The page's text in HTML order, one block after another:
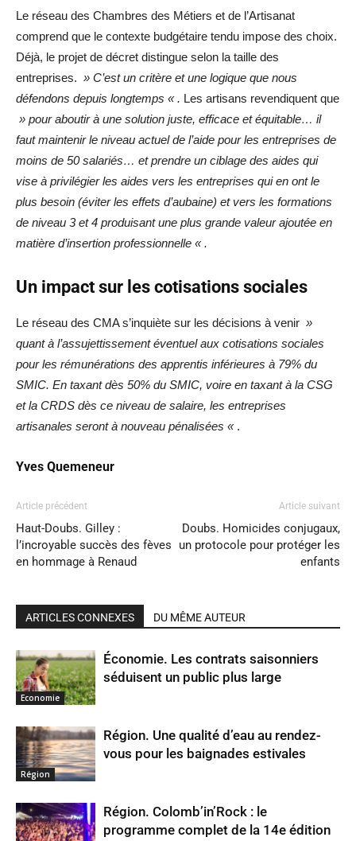
Le réseau des Chambres des Métiers et de l’Artisanat
comprend que le contexte budgétaire tendu impose des choix.
Déjà, le projet de décret distingue selon la taille des
entreprises. » C’est un critère et une logique que nous
défendons depuis longtemps « . Les artisans revendiquent que
» pour aboutir à une solution juste, efficace et équitable… il
faut maintenir le niveau actuel de l’aide pour les entreprises de
moins de 50 salariés… et prendre un ciblage des aides qui
vise à privilégier les aides vers les entreprises qui en ont le
plus besoin (éviter les effets d’aubaine) et vers les formations
de niveau 3 et 4 produisant une plus grande valeur ajoutée en
matière d’insertion professionnelle « .
Un impact sur les cotisations sociales
Le réseau des CMA s’inquiète sur les décisions à venir »
quant à l’assujettissement éventuel aux cotisations sociales
pour les rémunérations des apprentis inférieures à 79% du
SMIC. En taxant dès 50% du SMIC, voire en taxant à la CSG
et la CRDS dès ce niveau de salaire, les entreprises
artisanales seront à nouveau pénalisées « .
Yves Quemeneur
Article précédent
Haut-Doubs. Gilley :
l’incroyable succès des fèves
en hommage à Renaud
Article suivant
Doubs. Homicides conjugaux,
un protocole pour protéger les
enfants
ARTICLES CONNEXES DU MÊME AUTEUR
Economie
Économie. Les contrats saisonniers
séduisent un public plus large
Région
Région. Une qualité d’eau au rendez-
vous pour les baignades estivales
Région. Colomb’in’Rock : le
programme complet de la 14e édition